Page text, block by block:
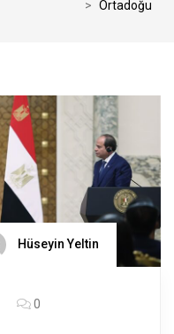
> Ortadoğu
Hüseyin Yeltin
0